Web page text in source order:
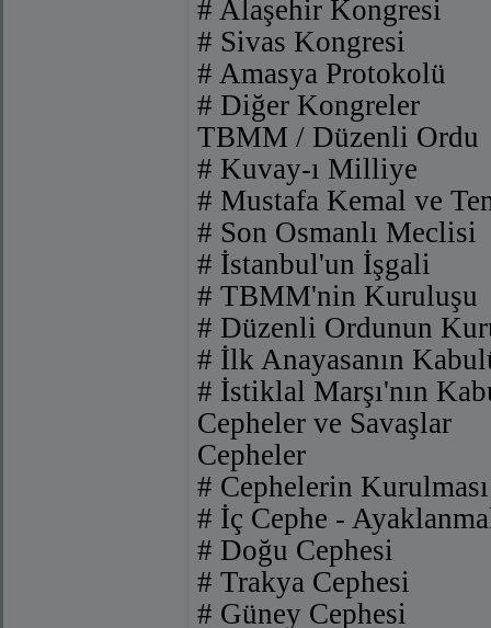
# Alaşehir Kongresi
# Sivas Kongresi
# Amasya Protokolü
# Diğer Kongreler
TBMM / Düzenli Ordu
# Kuvay-ı Milliye
# Mustafa Kemal ve
# Son Osmanlı Meclisi
# İstanbul'un İşgali
# TBMM'nin Kuruluşu
# Düzenli Ordunun
# İlk Anayasanın
# İstiklal Marşı'nın
Cepheler ve Savaşlar
Cepheler
# Cephelerin Kurulması
# İç Cephe -
# Doğu Cephesi
# Trakya Cephesi
# Güney Cephesi